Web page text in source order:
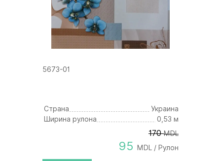
5673-01
Страна
Украина
Ширина рулона
0,53 м
170 MDL
95 MDL / Рулон